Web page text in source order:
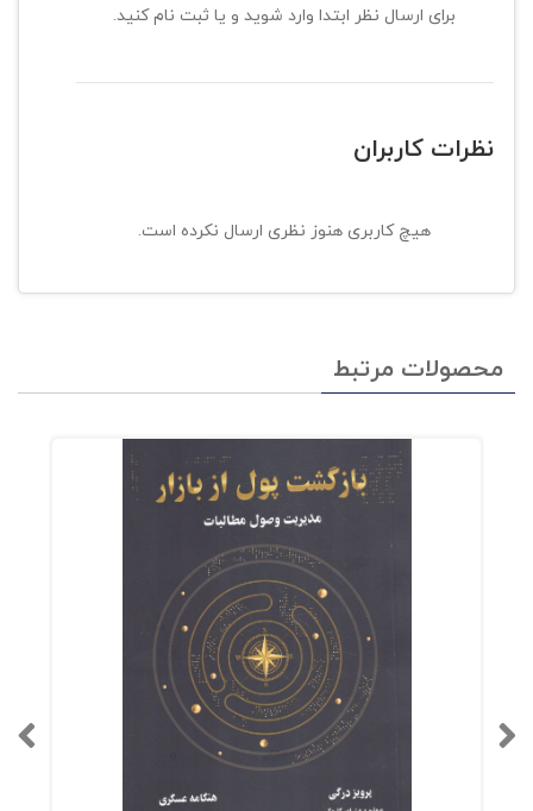
برای ارسال نظر ابتدا وارد شوید و یا ثبت نام کنید.
نظرات کاربران
هیچ کاربری هنوز نظری ارسال نکرده است.
محصولات مرتبط